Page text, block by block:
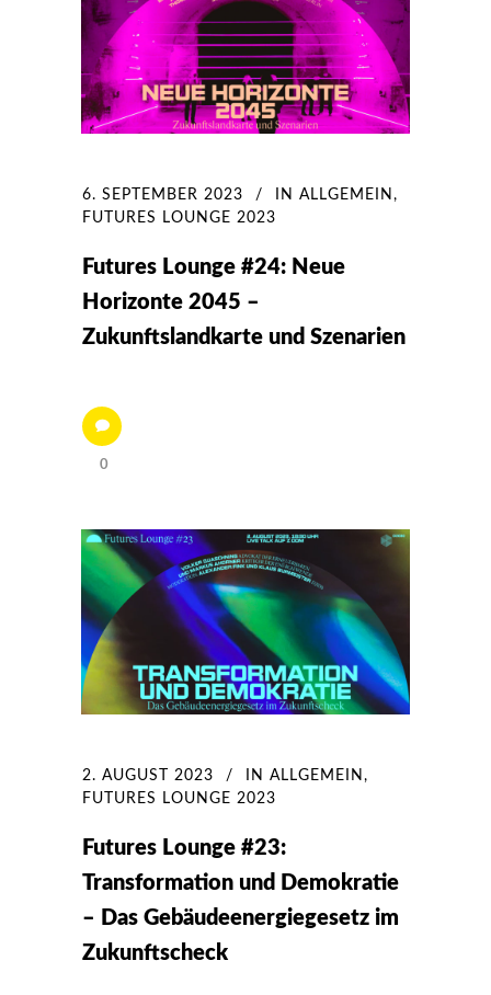
6. SEPTEMBER 2023 IN ALLGEMEIN ,
FUTURES LOUNGE 2023
Futures Lounge #24: Neue
Horizonte 2045 –
Zukunftslandkarte und Szenarien
0
2. AUGUST 2023 IN ALLGEMEIN ,
FUTURES LOUNGE 2023
Futures Lounge #23:
Transformation und Demokratie
– Das Gebäudeenergiegesetz im
Zukunftscheck